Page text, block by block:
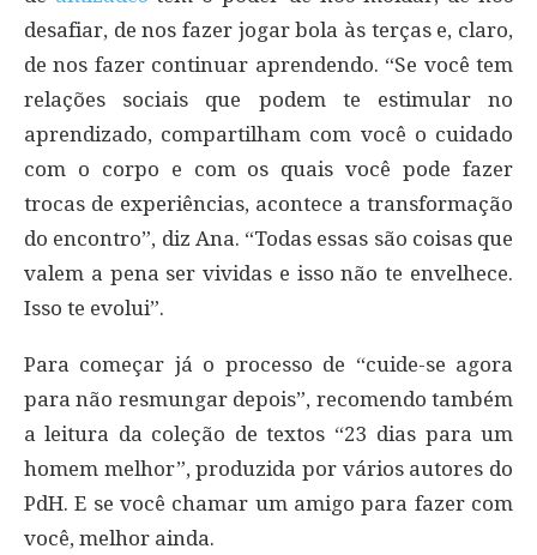
desafiar, de nos fazer jogar bola às terças e, claro,
de nos fazer continuar aprendendo. “Se você tem
relações sociais que podem te estimular no
aprendizado, compartilham com você o cuidado
com o corpo e com os quais você pode fazer
trocas de experiências, acontece a transformação
do encontro”, diz Ana. “Todas essas são coisas que
valem a pena ser vividas e isso não te envelhece.
Isso te evolui”.
Para começar já o processo de “cuide-se agora
para não resmungar depois”, recomendo também
a leitura da coleção de textos “23 dias para um
homem melhor”, produzida por vários autores do
PdH. E se você chamar um amigo para fazer com
você, melhor ainda.